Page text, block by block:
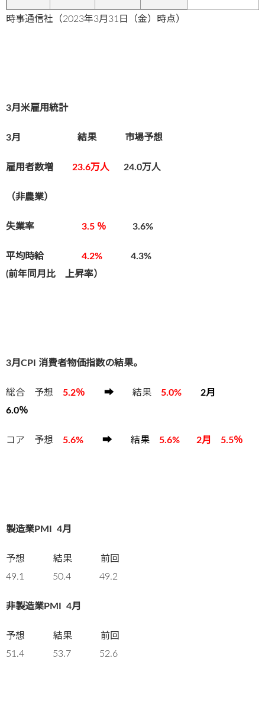
時事通信社（2023年3月31日（金）時点）
3月米雇用統計
3月 結果 市場予想
雇用者数増 23.6万人 24.0万人
（非農業）
失業率 3.5 ％ 3.6%
平均時給 4.2% 4.3%
(前年同月比 上昇率）
3月CPI 消費者物価指数の結果。
総合 予想 5.2％ ➡ 結果 5.0% 2月
6.0％
コア 予想 5.6% ➡ 結果 5.6% 2月 5.5％
製造業PMI 4月
予想 結果 前回
49.1 50.4 49.2
非製造業PMI 4月
予想 結果 前回
51.4 53.7 52.6